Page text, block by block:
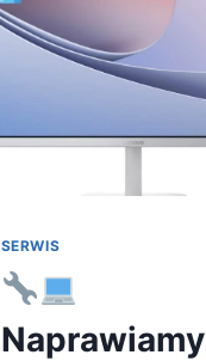
SERWIS
Naprawiamy